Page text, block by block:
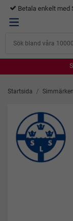
Startsida / Simmärken